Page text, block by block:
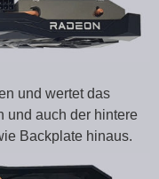
und wertet das
und auch der hintere
Backplate hinaus.